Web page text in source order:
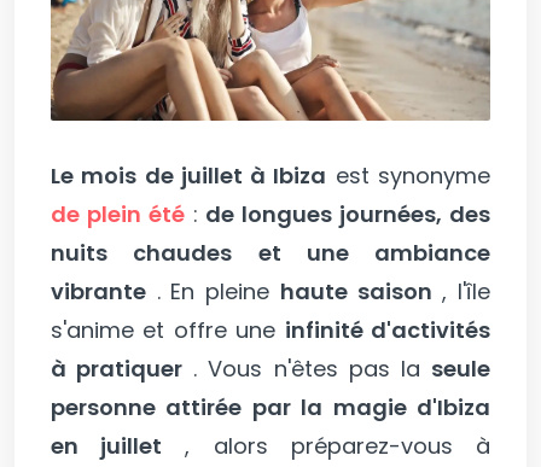
Le mois de juillet à Ibiza est synonyme
de plein été: de longues journées, des
nuits chaudes et une ambiance
vibrante . En pleine haute saison , l'île
s'anime et offre une infinité d'activités
à pratiquer . Vous n'êtes pas la seule
personne attirée par la magie d'Ibiza
en juillet , alors préparez-vous à